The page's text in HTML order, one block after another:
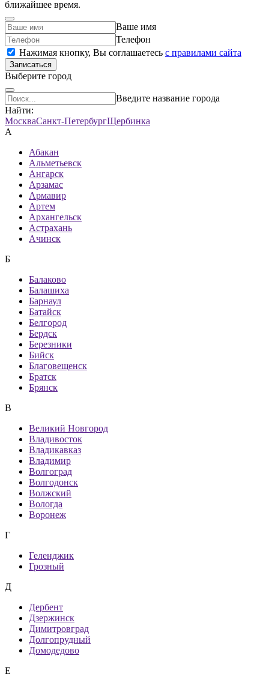
ближайшее время.
Ваше имя
Телефон
Нажимая кнопку, Вы соглашаетесь c правилами сайта
Записаться
Выберите город
Введите название города
Найти:
МоскваСанкт-ПетербургЩербинка
А
Абакан
Альметьевск
Ангарск
Арзамас
Армавир
Артем
Архангельск
Астрахань
Ачинск
Б
Балаково
Балашиха
Барнаул
Батайск
Белгород
Бердск
Березники
Бийск
Благовещенск
Братск
Брянск
В
Великий Новгород
Владивосток
Владикавказ
Владимир
Волгоград
Волгодонск
Волжский
Вологда
Воронеж
Г
Геленджик
Грозный
Д
Дербент
Дзержинск
Димитровград
Долгопрудный
Домодедово
Е